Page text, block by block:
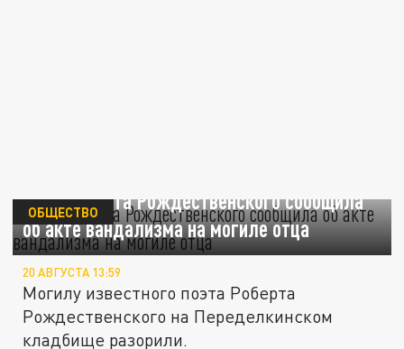
Дочь Роберта Рождественского сообщила
об акте вандализма на могиле отца
ОБЩЕСТВО
20 АВГУСТА 13:59
Могилу известного поэта Роберта
Рождественского на Переделкинском
кладбище разорили.